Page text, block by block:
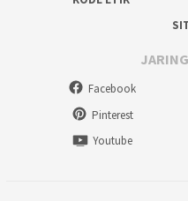
Facebook
Pinterest
Youtube